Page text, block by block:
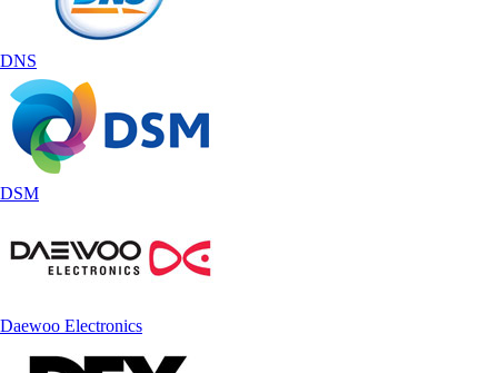
DNS
DSM
Daewoo Electronics